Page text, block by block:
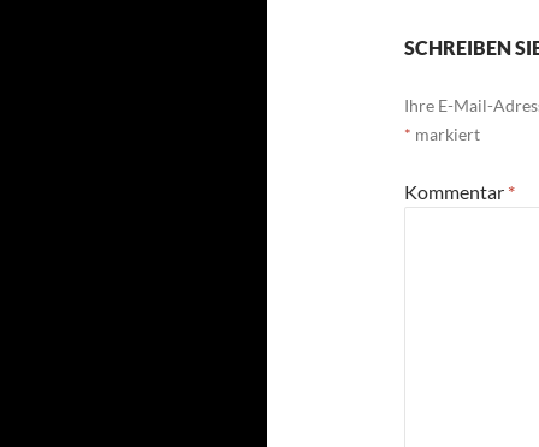
SCHREIBEN
Ihre E-Mail-
* markiert
Kommentar *